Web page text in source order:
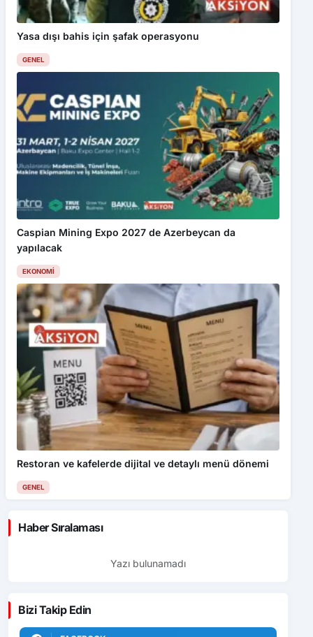
Yasa dışı bahis için şafak operasyonu
GENEL
Caspian Mining Expo 2027 de Azerbeycan da
yapılacak
EKONOMI
Restoran ve kafelerde dijital ve detaylı menü dönemi
GENEL
Haber Sıralaması
Yazı bulunamadı
Bizi Takip Edin